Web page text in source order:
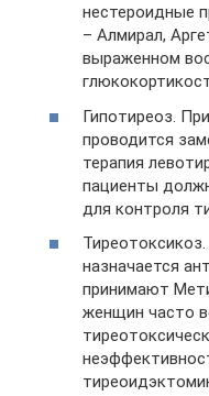
нестероидные
– Алмирал,
выраженном
Гипотиреоз.
проводится
терапия
пациенты
для контроля
назначается
принимают
женщин часто